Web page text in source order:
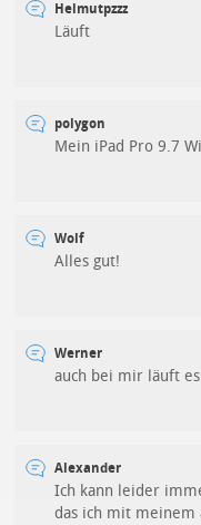
Helmutpzzz
Läuft
polygon
Mein iPad Pro 9.7
Wolf
Alles gut!
Werner
auch bei mir läuft
Alexander
Ich kann leider
das ich mit